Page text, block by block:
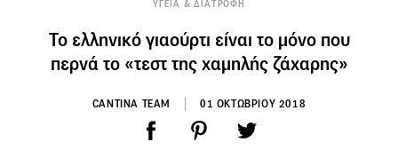
ΥΓΕΙΑ & ΔΙΑΤΡΟΦΗ
Το ελληνικό γιαούρτι είναι το μόνο που
περνά το «τεστ της χαμηλής ζάχαρης»
CANTINA TEAM 01 ΟΚΤΩΒΡΙΟΥ 2018